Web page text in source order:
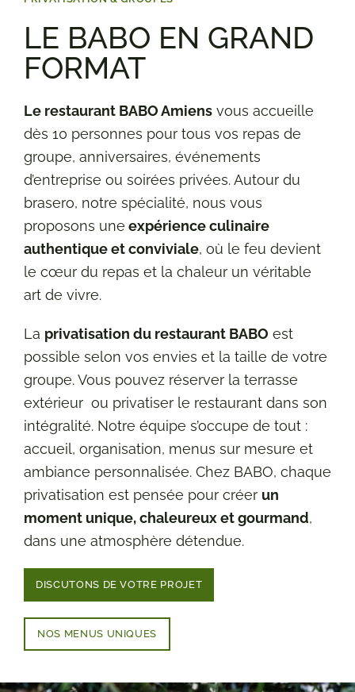
LE BABO EN GRAND
FORMAT
Le restaurant BABO Amiens vous accueille
dès 10 personnes pour tous vos repas de
groupe, anniversaires, événements
d’entreprise ou soirées privées. Autour du
brasero, notre spécialité, nous vous
proposons une expérience culinaire
authentique et conviviale, où le feu devient
le cœur du repas et la chaleur un véritable
art de vivre.
La privatisation du restaurant BABO est
possible selon vos envies et la taille de votre
groupe. Vous pouvez réserver la terrasse
extérieur ou privatiser le restaurant dans son
intégralité. Notre équipe s’occupe de tout :
accueil, organisation, menus sur mesure et
ambiance personnalisée. Chez BABO, chaque
privatisation est pensée pour créer un
moment unique, chaleureux et gourmand,
dans une atmosphère détendue.
DISCUTONS DE VOTRE PROJET
NOS MENUS UNIQUES